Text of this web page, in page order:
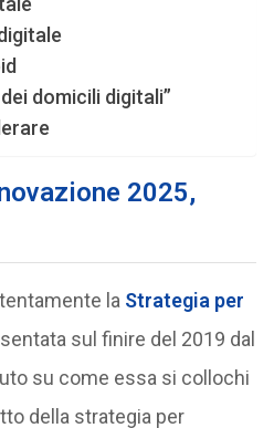
domicili digitali”
2025,
la Strategia per
sul finire del 2019 dal
su come essa si collochi
della strategia per